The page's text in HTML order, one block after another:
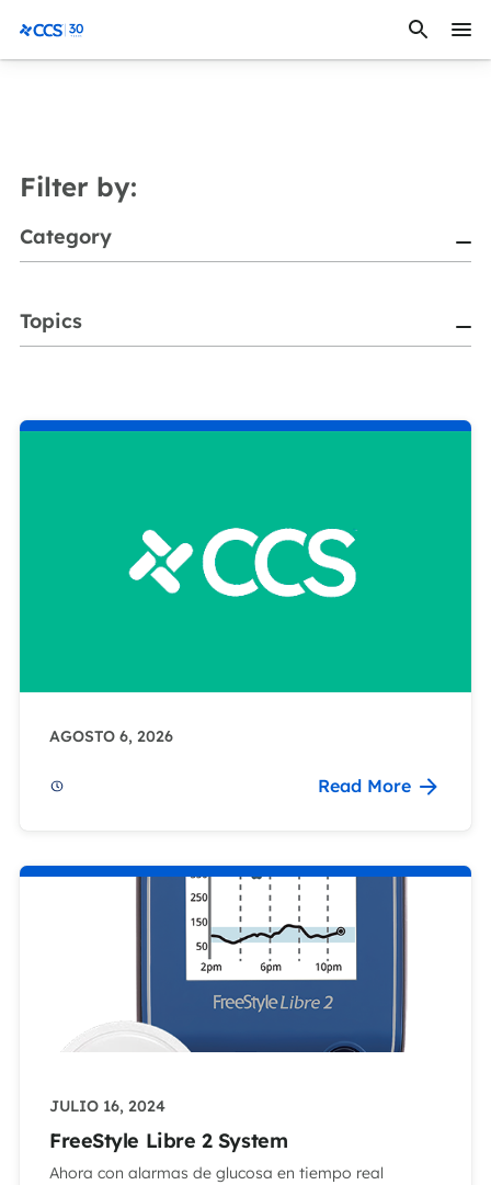
CCS Medical
Filter by:
Category
Topics
AGOSTO 6, 2026
Read More
JULIO 16, 2024
FreeStyle Libre 2 System
Ahora con alarmas de glucosa en tiempo real